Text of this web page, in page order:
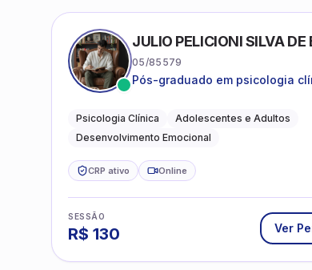
JULIO PELICIONI SILVA DE
05/85579
Pós-graduado em psicologia
Psicologia Clínica
Adolescentes e Adultos
Desenvolvimento Emocional
CRP ativo Online
SESSÃO
R$ 130 Ver